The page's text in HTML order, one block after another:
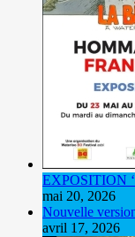
EXPOSITION
mai 20, 2026
Nouvelle
avril 17, 2026